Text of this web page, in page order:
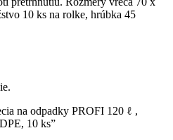
10 ks na rolke, hrúbka 45
na odpadky PROFI 120 ℓ ,
10 ks”